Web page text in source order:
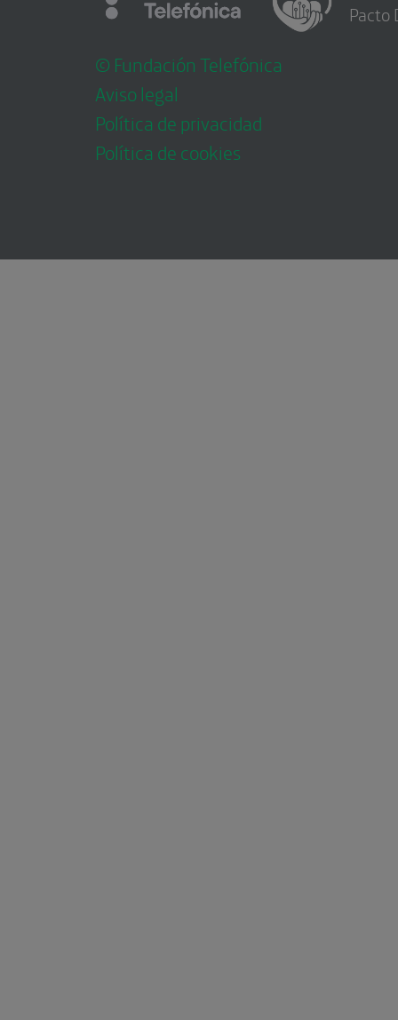
© Fundación Telefónica
Aviso legal
Política de privacidad
Política de cookies
Pacto